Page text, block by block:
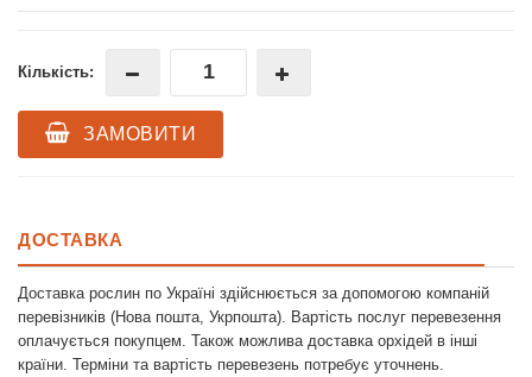
Кількість:
ЗАМОВИТИ
ДОСТАВКА
Доставка рослин по Україні здійснюється за допомогою компаній
перевізників (Нова пошта, Укрпошта). Вартість послуг перевезення
оплачується покупцем. Також можлива доставка орхідей в інші
країни. Терміни та вартість перевезень потребує уточнень.